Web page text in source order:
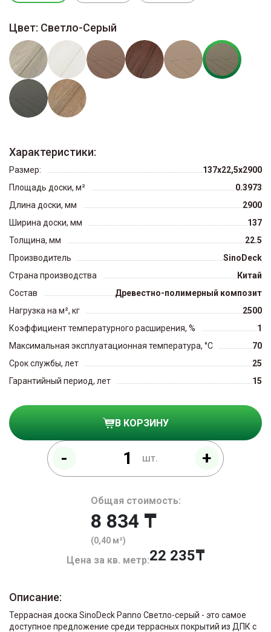
Цвет: Светло-Серый
Характеристики:
Размер:
137x22,5x2900
Площадь доски, м²
0.3973
Длина доски, мм
2900
Ширина доски, мм
137
Толщина, мм
22.5
Производитель
SinoDeck
Страна производства
Китай
Состав
Древестно-полимерный композит
Нагрузка на м², кг
2500
Коэффициент температурного расширения, %
1
Максимальная эксплуатационная температура, °C
70
Срок службы, лет
25
Гарантийный период, лет
15
- шт. +
В КОРЗИНУ
Цена за кв. метр:22 235
Общая стоимость:
8 834 ₸
(0,40 м²)
Описание:
Террасная доска SinoDeck Panno Светло-серый - это самое
доступное предложение среди террасных покрытий из ДПК с